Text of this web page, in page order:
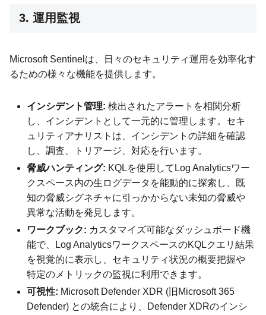
3. 運用監視
Microsoft Sentinelは、日々のセキュリティ運用を効率化す
るための様々な機能を提供します。
インシデント管理: 検出されたアラートを相関分析
し、インシデントとして一元的に管理します。セキ
ュリティアナリストは、インシデントの詳細を確認
し、調査、トリアージ、対応を行います。
脅威ハンティング: KQLを使用してLog Analyticsワー
クスペース内の生ログデータを能動的に探索し、既
知の脅威シグネチャに引っかからない未知の脅威や
異常な活動を発見します。
ワークブック: カスタマイズ可能なダッシュボード機
能で、Log AnalyticsワークスペースのKQLクエリ結果
を視覚的に表示し、セキュリティ状況の概要把握や
特定のメトリックの監視に利用できます。
可視性: Microsoft Defender XDR (旧Microsoft 365
Defender) との統合により、Defender XDRのインシ